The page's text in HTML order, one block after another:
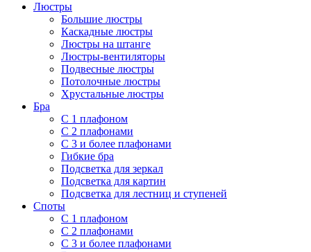
Люстры
Большие люстры
Каскадные люстры
Люстры на штанге
Люстры-вентиляторы
Подвесные люстры
Потолочные люстры
Хрустальные люстры
Бра
С 1 плафоном
С 2 плафонами
С 3 и более плафонами
Гибкие бра
Подсветка для зеркал
Подсветка для картин
Подсветка для лестниц и ступеней
Споты
С 1 плафоном
С 2 плафонами
С 3 и более плафонами